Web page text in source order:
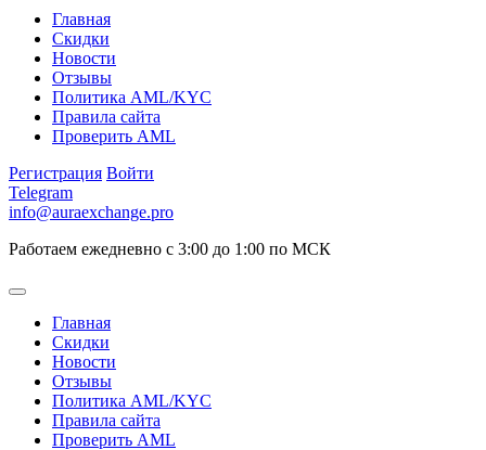
Главная
Скидки
Новости
Отзывы
Политика AML/KYC
Правила сайта
Проверить AML
Регистрация Войти
Telegram
info@auraexchange.pro
Работаем ежедневно с 3:00 до 1:00 по МСК
Главная
Скидки
Новости
Отзывы
Политика AML/KYC
Правила сайта
Проверить AML